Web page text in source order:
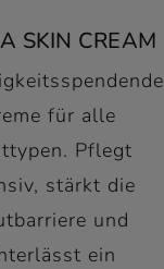
SKIN CREAM
für alle
Pflegt
stärkt die
und
ein